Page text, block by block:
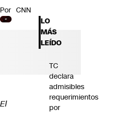
Por CNN
El
LO
MÁS
LEÍDO
TC
declara
admisibles
requerimientos
por